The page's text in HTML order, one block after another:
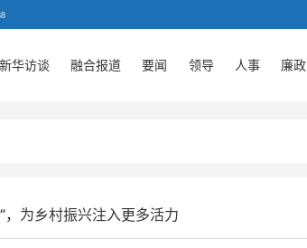
新华访谈 融合报道 要闻 领导 人事 廉政
，为乡村振兴注入更多活力